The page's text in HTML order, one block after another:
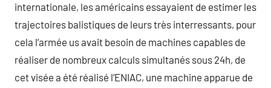
internationale, les américains essayaient de estimer les
trajectoires balistiques de leurs très interressants, pour
cela l’armée us avait besoin de machines capables de
réaliser de nombreux calculs simultanés sous 24h, de
cet visée a été réalisé l’ENIAC, une machine apparue de